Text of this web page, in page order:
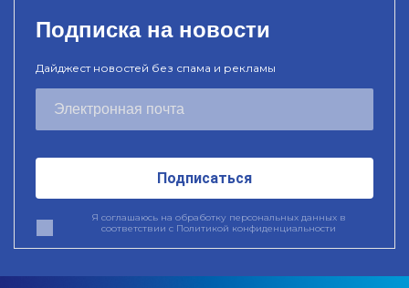
Подписка на новости
Дайджест новостей без спама и рекламы
Подписаться
Я соглашаюсь на обработку персональных данных в
соответствии с Политикой конфиденциальности